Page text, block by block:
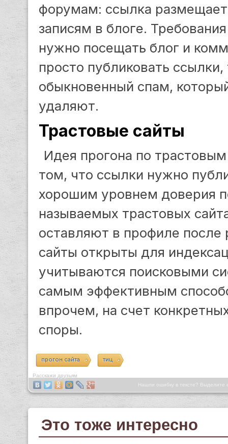
форумам: ссылка
записям в блоге.
нужно посещать блог и
просто публиковать
обыкновенный спам,
удаляют.
Трастовые сайты
Идея прогона по
том, что ссылки нужно
хорошим уровнем доверия
называемых трастовых
оставляют в профиле
сайты открыты для
учитываются поисковыми
самым эффективным
впрочем, на счет
споры.
прогон сайта тиц
Расскажи друзьям
Нашли ошибку в тексте?
Это тоже интересно